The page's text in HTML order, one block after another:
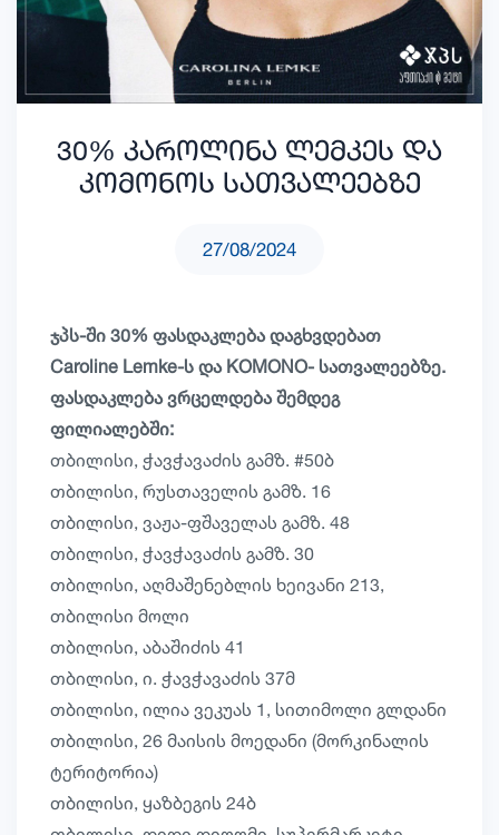
30% კაროლინა ლემკეს და
კომონოს სათვალეებზე
27/08/2024
ჯპს-ში 30% ფასდაკლება დაგხვდებათ
Caroline Lemke-ს და KOMONO- სათვალეებზე.
ფასდაკლება ვრცელდება შემდეგ
ფილიალებში:
თბილისი, ჭავჭავაძის გამზ. #50ბ
თბილისი, რუსთაველის გამზ. 16
თბილისი, ვაჟა-ფშაველას გამზ. 48
თბილისი, ჭავჭავაძის გამზ. 30
თბილისი, აღმაშენებლის ხეივანი 213,
თბილისი მოლი
თბილისი, აბაშიძის 41
თბილისი, ი. ჭავჭავაძის 37მ
თბილისი, ილია ვეკუას 1, სითიმოლი გლდანი
თბილისი, 26 მაისის მოედანი (მორკინალის
ტერიტორია)
თბილისი, ყაზბეგის 24ბ